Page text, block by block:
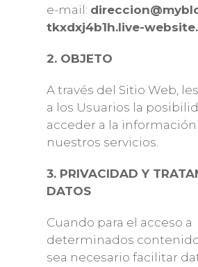
e-mail:
tkxdxj4b1h.live-
2. OBJETO
A través del Sitio Web,
a los Usuarios la
acceder a la
nuestros servicios.
3. PRIVACIDAD Y
DATOS
Cuando para el acceso a
determinados
sea necesario facilitar